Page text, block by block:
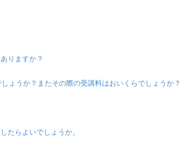
りますか？
ょうか？またその際の受講料はおいくらでしょうか？
たらよいでしょうか。